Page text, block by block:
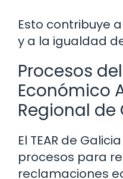
Esto contribuye
y a la igualdad
Procesos
Económico
Regional de
El TEAR de
procesos para
reclamaciones